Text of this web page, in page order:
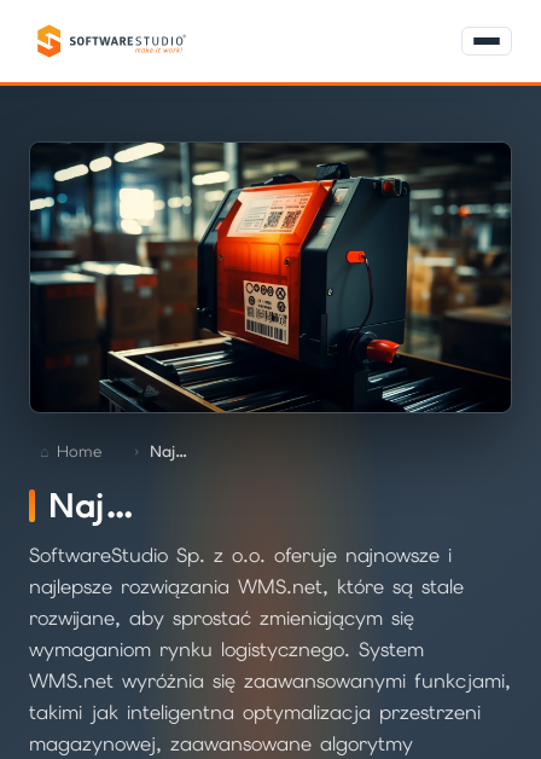
Home Naj…
Naj…
SoftwareStudio Sp. z o.o. oferuje najnowsze i
najlepsze rozwiązania WMS.net, które są stale
rozwijane, aby sprostać zmieniającym się
wymaganiom rynku logistycznego. System
WMS.net wyróżnia się zaawansowanymi funkcjami,
takimi jak inteligentna optymalizacja przestrzeni
magazynowej, zaawansowane algorytmy